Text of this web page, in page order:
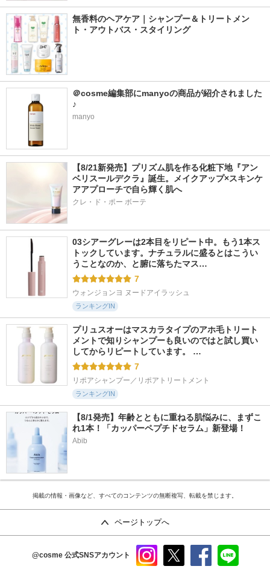
無香料のヘアケア｜シャンプー＆トリートメン
ト・アウトバス・スタイリング
＠cosme編集部にmanyoの商品が紹介されました
♪
manyo
【8/21新発売】プリズム肌を作る化粧下地『アン
ベリスールデクラ』誕生。メイクアップ×スキンケ
アアプローチで自ら輝く肌へ
クレ・ド・ポー ボーテ
03シアーグレーは2本目をリピート中。もう1本ス
トックしています。ナチュラルに盛るとはこうい
うことなのか、と腑に落ちたマス…
7
ウォンジョンヨ ヌードアイラッシュ
ランキングIN
プリュスオーはマスカラタイプのアホ毛トリート
メントで知りシャンプーも良いのではと試し買い
してからリピートしています。 …
7
リポアシャンプー／リポアトリートメント
ランキングIN
【8/1発売】年齢とともに重ねる肌悩みに、まずこ
れ1本！「カッパーペプチドセラム」新登場！
Abib
掲載の情報・画像など、すべてのコンテンツの無断複写、転載を禁じます。
ページトップへ
@cosme 公式SNSアカウント